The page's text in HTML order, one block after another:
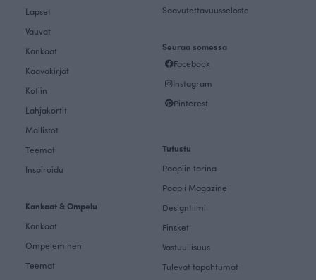
Lapset
Vauvat
Kankaat
Kaavakirjat
Kotiin
Lahjakortit
Mallistot
Teemat
Inspiroidu
Kankaat & Ompelu
Kankaat
Ompeleminen
Teemat
Saavutettavuusseloste
Seuraa somessa
Facebook
Instagram
Pinterest
Tutustu
Paapiin tarina
Paapii Magazine
Designtiimi
Finsket
Vastuullisuus
Tulevat tapahtumat